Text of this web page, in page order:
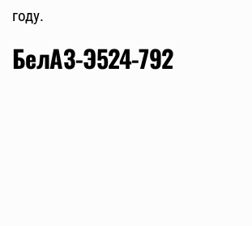
году.
БелАЗ-Э524-792